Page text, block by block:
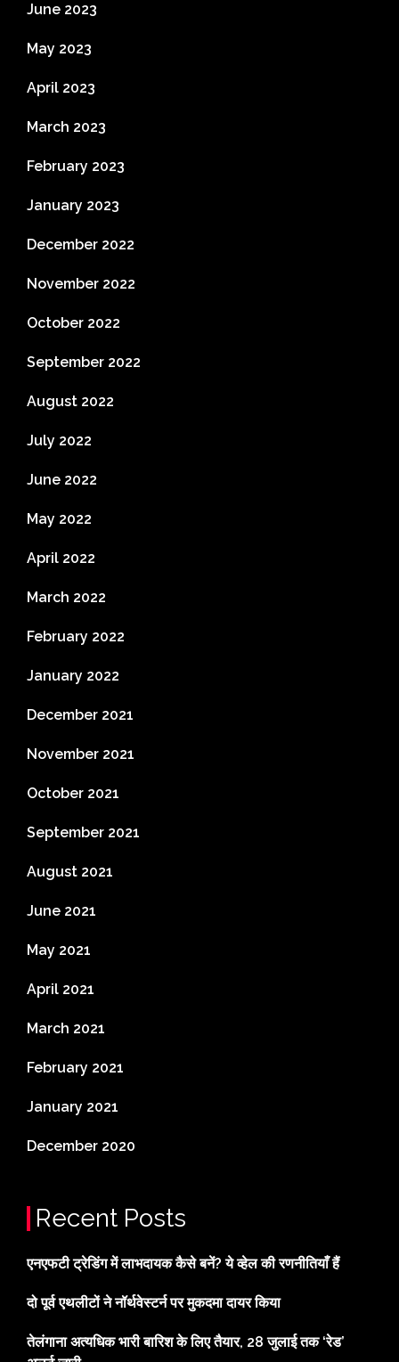
June 2023
May 2023
April 2023
March 2023
February 2023
January 2023
December 2022
November 2022
October 2022
September 2022
August 2022
July 2022
June 2022
May 2022
April 2022
March 2022
February 2022
January 2022
December 2021
November 2021
October 2021
September 2021
August 2021
June 2021
May 2021
April 2021
March 2021
February 2021
January 2021
December 2020
Recent Posts
एनएफटी ट्रेडिंग में लाभदायक कैसे बनें? ये व्हेल की रणनीतियाँ हैं
दो पूर्व एथलीटों ने नॉर्थवेस्टर्न पर मुकदमा दायर किया
तेलंगाना अत्यधिक भारी बारिश के लिए तैयार, 28 जुलाई तक ‘रेड’